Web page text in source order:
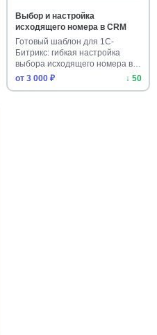
Выбор и настройка
исходящего номера в CRM
Готовый шаблон для 1С-
Битрикс: гибкая настройка
выбора исходящего номера в
CRM. …
от 3 000 ₽ ↓ 50